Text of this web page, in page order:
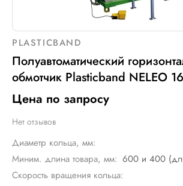
PLASTICBAND
Полуавтоматический
обмотчик Plasticband NELEO
Цена по запросу
Нет отзывов
Диаметр кольца, мм:
Миним. длина товара, мм:
Скорость вращения кольца: